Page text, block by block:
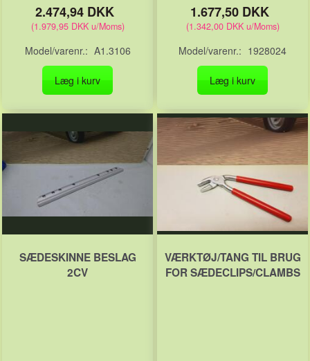
2.474,94 DKK
(1.979,95 DKKu/Moms)
Model/varenr.: A1.3106
Læg i kurv
1.677,50 DKK
(1.342,00 DKKu/Moms)
Model/varenr.: 1928024
Læg i kurv
SÆDESKINNE BESLAG
2CV
VÆRKTØJ/TANG TIL BRUG
FOR SÆDECLIPS/CLAMBS